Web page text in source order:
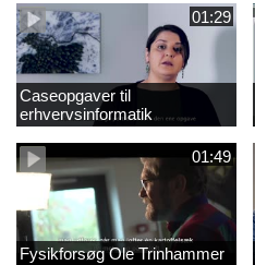
01:29
Caseopgaver til
erhvervsinformatik
01:49
Fysikforsøg Ole Trinhammer